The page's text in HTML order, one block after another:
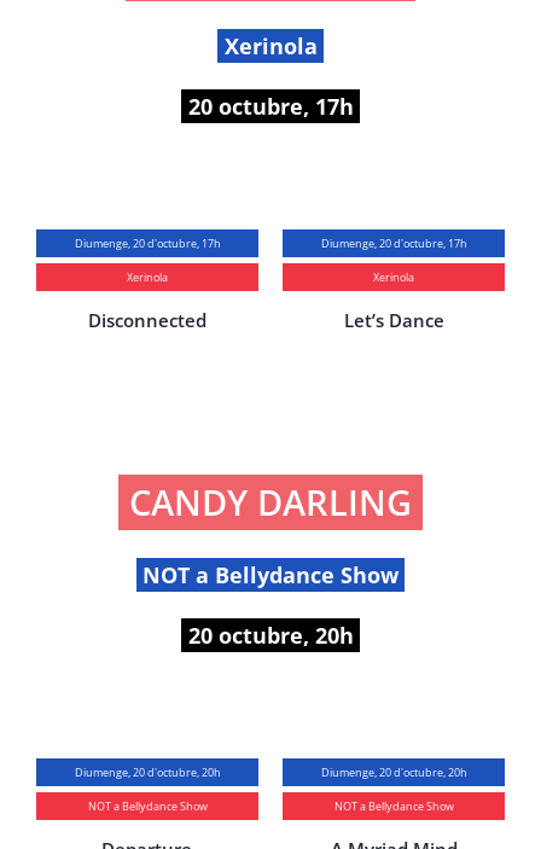
Xerinola
20 octubre, 17h
Diumenge, 20 d'octubre, 17h
Xerinola
Disconnected
Diumenge, 20 d'octubre, 17h
Xerinola
Let’s Dance
CANDY DARLING
NOT a Bellydance Show
20 octubre, 20h
Diumenge, 20 d'octubre, 20h
NOT a Bellydance Show
Diumenge, 20 d'octubre, 20h
NOT a Bellydance Show